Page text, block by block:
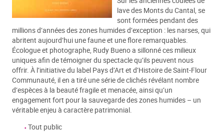
lave des Monts du Cantal, se
sont formées pendant des
millions d’années des zones humides d’exception : les narses, qui
abritent aujourd’hui une faune et une flore remarquables.
Écologue et photographe, Rudy Bueno a sillonné ces milieux
uniques afin de témoigner du spectacle qu’ils peuvent nous
offrir. À l’initiative du label Pays d’Art et d’Histoire de Saint-Flour
Communauté, il en a tiré une série de clichés révélant nombre
d’espèces à la beauté fragile et menacée, ainsi qu’un
engagement fort pour la sauvegarde des zones humides – un
véritable enjeu à caractère patrimonial.
Tout public